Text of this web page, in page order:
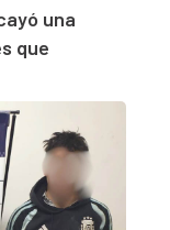
una
que